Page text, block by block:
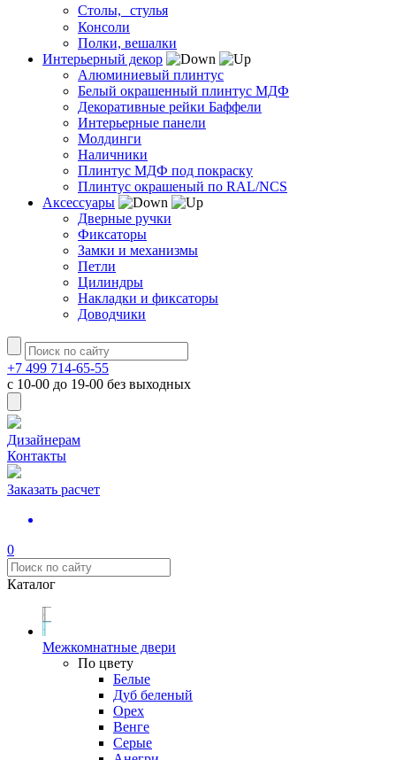
Столы, стулья
Консоли
Полки, вешалки
Интерьерный декор
Алюминиевый плинтус
Белый окрашенный плинтус МДФ
Декоративные рейки Баффели
Интерьерные панели
Молдинги
Наличники
Плинтус МДФ под покраску
Плинтус окрашеный по RAL/NCS
Аксессуары
Дверные ручки
Фиксаторы
Замки и механизмы
Петли
Цилиндры
Накладки и фиксаторы
Доводчики
+7 499 714-65-55
с 10-00 до 19-00 без выходных
Дизайнерам
Контакты
Заказать расчет
0
Каталог
Межкомнатные двери
По цвету
Белые
Дуб беленый
Орех
Венге
Серые